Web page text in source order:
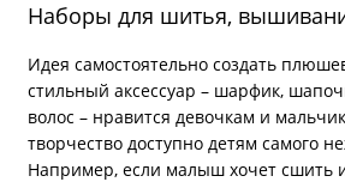
Наборы для шитья,
Идея самостоятельно создать
стильный аксессуар – шарфик,
волос – нравится девочкам и
творчество доступно детям самого
Например, если малыш хочет сшить